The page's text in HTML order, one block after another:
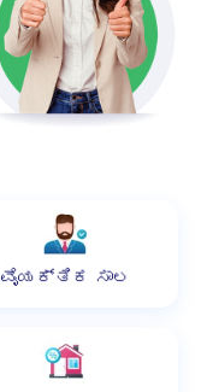
ವೈಯಕ್ತಿಕ ಸಾಲ